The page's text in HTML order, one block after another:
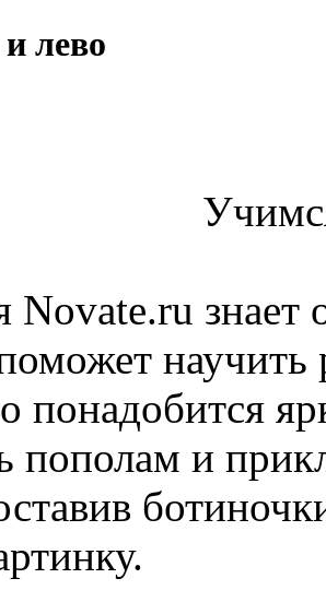
лево
Novate.ru
научить
понадобится
пополам и